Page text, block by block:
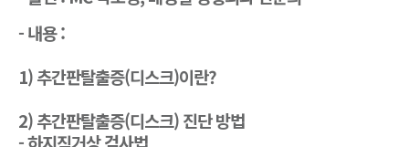
- 내용 :
1) 추간판탈출증(디스크)이란?
2) 추간판탈출증(디스크) 진단 방법
- 하지직거상 검사법